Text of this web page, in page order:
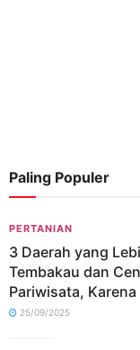
Paling Populer
PERTANIAN
3 Daerah yang
Tembakau dan
Pariwisata,
25/09/2025